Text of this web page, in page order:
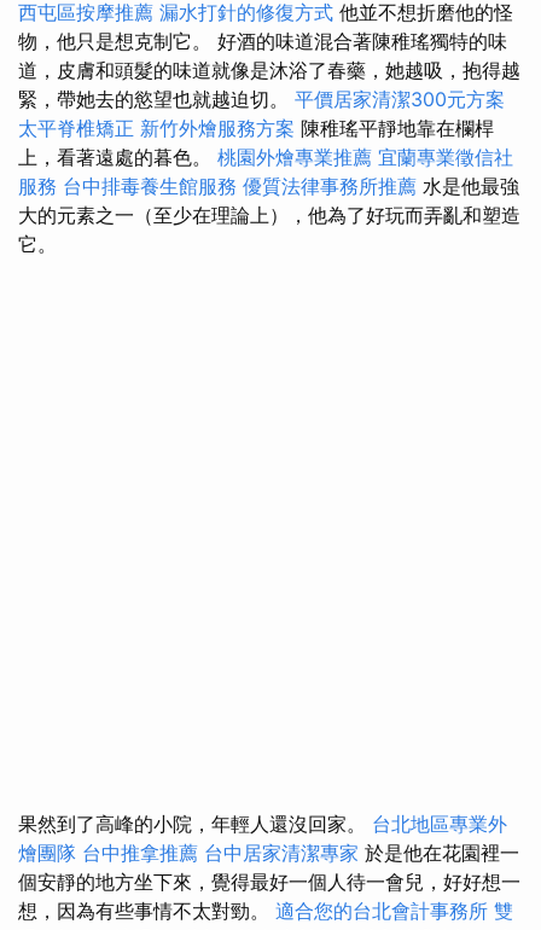
西屯區按摩推薦 漏水打針的修復方式 他並不想折磨他的怪
物，他只是想克制它。 好酒的味道混合著陳稚瑤獨特的味
道，皮膚和頭髮的味道就像是沐浴了春藥，她越吸，抱得越
緊，帶她去的慾望也就越迫切。 平價居家清潔300元方案
太平脊椎矯正 新竹外燴服務方案 陳稚瑤平靜地靠在欄桿
上，看著遠處的暮色。 桃園外燴專業推薦 宜蘭專業徵信社
服務 台中排毒養生館服務 優質法律事務所推薦 水是他最強
大的元素之一（至少在理論上），他為了好玩而弄亂和塑造
它。
果然到了高峰的小院，年輕人還沒回家。 台北地區專業外
燴團隊 台中推拿推薦 台中居家清潔專家 於是他在花園裡一
個安靜的地方坐下來，覺得最好一個人待一會兒，好好想一
想，因為有些事情不太對勁。 適合您的台北會計事務所 雙